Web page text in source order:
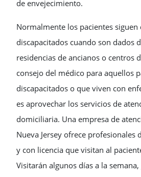
de envejecimiento.
Normalmente los pacientes
discapacitados cuando son dados
residencias de ancianos o centros
consejo del médico para aquellos
discapacitados o que viven con
es aprovechar los servicios de
domiciliaria. Una empresa de
Nueva Jersey ofrece profesionales
y con licencia que visitan al
Visitarán algunos días a la